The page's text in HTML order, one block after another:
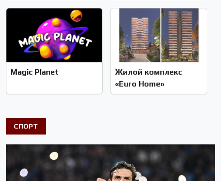
Magic Planet
Жилой комплекс
«Euro Home»
СПОРТ